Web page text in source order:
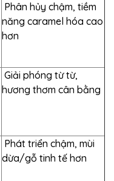
Phân hủy chậm, tiềm
năng caramel hóa cao
hơn
Giải phóng từ từ,
hương thơm cân bằng
Phát triển chậm, mùi
dừa/gỗ tinh tế hơn